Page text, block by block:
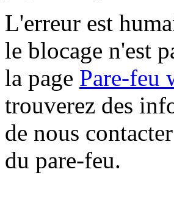
L'erreur est
le blocage n'est
la page Pare-feu
trouverez des
de nous
du pare-feu.